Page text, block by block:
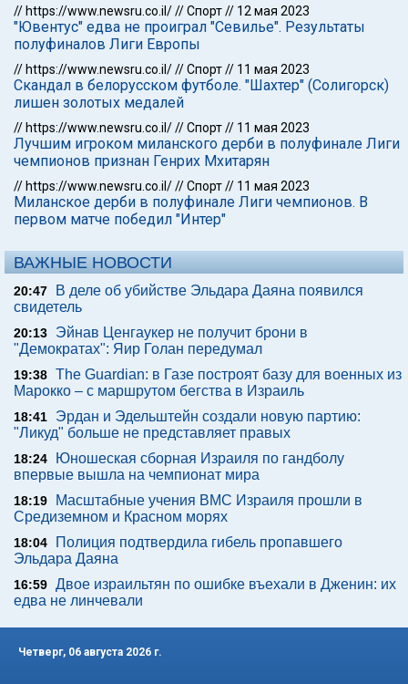
// https://www.newsru.co.il///Спорт// 12 мая 2023
"Ювентус" едва не проиграл "Севилье". Результаты
полуфиналов Лиги Европы
// https://www.newsru.co.il///Спорт// 11 мая 2023
Скандал в белорусском футболе. "Шахтер" (Солигорск)
лишен золотых медалей
// https://www.newsru.co.il///Спорт// 11 мая 2023
Лучшим игроком миланского дерби в полуфинале Лиги
чемпионов признан Генрих Мхитарян
// https://www.newsru.co.il///Спорт// 11 мая 2023
Миланское дерби в полуфинале Лиги чемпионов. В
первом матче победил "Интер"
ВАЖНЫЕ НОВОСТИ
20:47
В деле об убийстве Эльдара Даяна появился
свидетель
20:13
Эйнав Ценгаукер не получит брони в
"Демократах": Яир Голан передумал
19:38 The Guardian: в Газе построят базу для военных из
Марокко – с маршрутом бегства в Израиль
18:41
Эрдан и Эдельштейн создали новую партию:
"Ликуд" больше не представляет правых
18:24
Юношеская сборная Израиля по гандболу
впервые вышла на чемпионат мира
18:19
Масштабные учения ВМС Израиля прошли в
Средиземном и Красном морях
18:04
Полиция подтвердила гибель пропавшего
Эльдара Даяна
16:59 Двое израильтян по ошибке въехали в Дженин: их
едва не линчевали
Четверг, 06 августа 2026 г.